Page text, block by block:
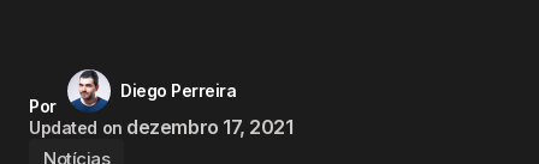
Por
Diego Perreira
Updated on dezembro 17, 2021
Notícias